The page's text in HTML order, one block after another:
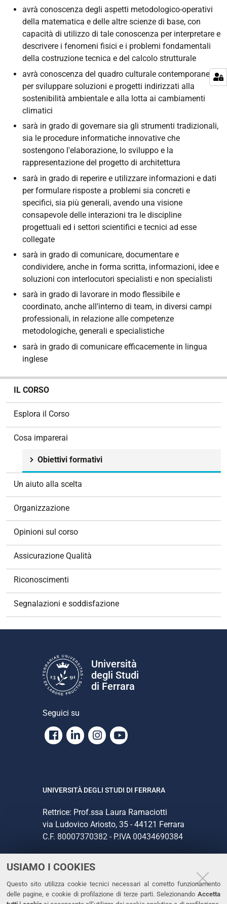
USIAMO I COOKIES
Questo sito utilizza cookie tecnici necessari al corretto funzionamento
delle pagine, e cookie di profilazione di terze parti. Selezionando Accetta
avrà conoscenza degli aspetti metodologico-operativi
della matematica e delle altre scienze di base, con
capacità di utilizzo di tale conoscenza per interpretare e
descrivere i fenomeni fisici e i problemi fondamentali
della costruzione tecnica e del calcolo strutturale
avrà conoscenza del quadro culturale contemporaneo
per sviluppare soluzioni e progetti indirizzati alla
sostenibilità ambientale e alla lotta ai cambiamenti
climatici
sarà in grado di governare sia gli strumenti tradizionali,
sia le procedure informatiche innovative che
sostengono l'elaborazione, lo sviluppo e la
rappresentazione del progetto di architettura
sarà in grado di reperire e utilizzare informazioni e dati
per formulare risposte a problemi sia concreti e
specifici, sia più generali, avendo una visione
consapevole delle interazioni tra le discipline
progettuali ed i settori scientifici e tecnici ad esse
collegate
sarà in grado di comunicare, documentare e
condividere, anche in forma scritta, informazioni, idee e
soluzioni con interlocutori specialisti e non specialisti
sarà in grado di lavorare in modo flessibile e
coordinato, anche all’interno di team, in diversi campi
professionali, in relazione alle competenze
metodologiche, generali e specialistiche
sarà in grado di comunicare efficacemente in lingua
inglese
n
IL CORSO
Esplora il Corso
Cosa imparerai
Obiettivi formativi
Un aiuto alla scelta
Organizzazione
Opinioni sul corso
Assicurazione Qualità
Riconoscimenti
Segnalazioni e soddisfazione
Università
degli Studi
di Ferrara
Seguici su
Facebook
LinkedinInstagram
Youtube
UNIVERSITÀ DEGLI STUDI DI FERRARA
Rettrice: Prof.ssa Laura Ramaciotti
via Ludovico Ariosto, 35 - 44121 Ferrara
C.F. 80007370382 - P.IVA 00434690384
CONTATTI
Tel. +39 0532 293111
Fax. +39 0532 293031